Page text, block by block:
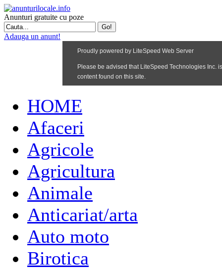
Anunturi gratuite cu poze
Adauga un anunt!
HOME
Afaceri
Agricole
Agricultura
Animale
Anticariat/arta
Auto moto
Birotica